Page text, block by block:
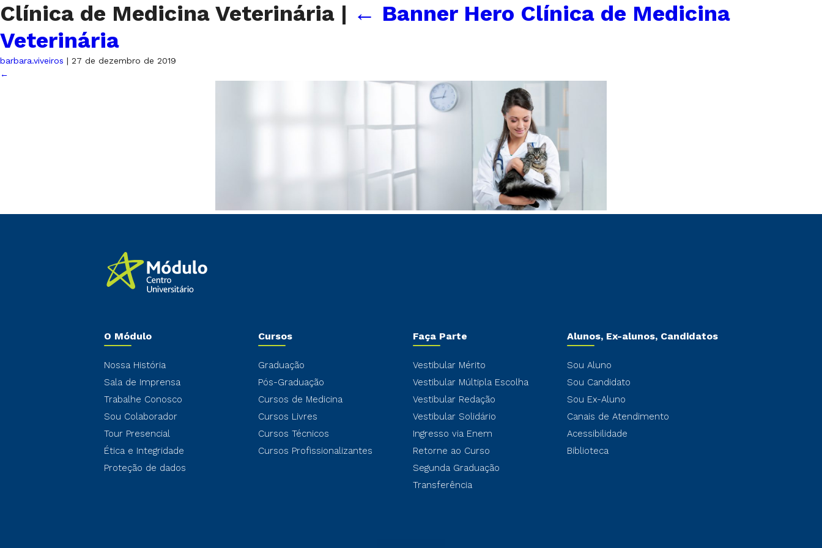
Clínica de Medicina Veterinária | ← Banner Hero Clínica de Medicina
Veterinária
barbara.viveiros | 27 de dezembro de 2019
←
O Módulo
Nossa História
Sala de Imprensa
Trabalhe Conosco
Sou Colaborador
Tour Presencial
Ética e Integridade
Proteção de dados
Cursos
Graduação
Pós-Graduação
Cursos de Medicina
Cursos Livres
Cursos Técnicos
Cursos Profissionalizantes
Faça Parte
Vestibular Mérito
Vestibular Múltipla Escolha
Vestibular Redação
Vestibular Solidário
Ingresso via Enem
Retorne ao Curso
Segunda Graduação
Transferência
Alunos, Ex-alunos, Candidatos
Sou Aluno
Sou Candidato
Sou Ex-Aluno
Canais de Atendimento
Acessibilidade
Biblioteca